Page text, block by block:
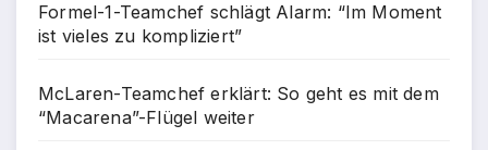
Formel-1-Teamchef schlägt Alarm: “Im Moment
ist vieles zu kompliziert”
McLaren-Teamchef erklärt: So geht es mit dem
“Macarena”-Flügel weiter